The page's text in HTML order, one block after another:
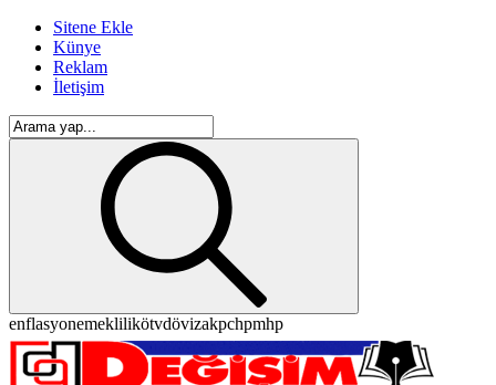
Sitene Ekle
Künye
Reklam
İletişim
enflasyonemeklilikötvdövizakpchpmhp